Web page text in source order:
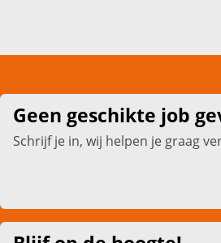
Geen geschikte job
Schrijf je in, wij helpen je graag